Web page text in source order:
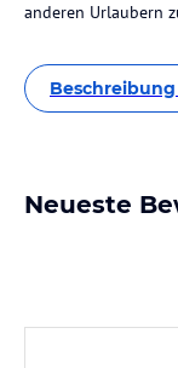
anderen Urlaubern
Neueste